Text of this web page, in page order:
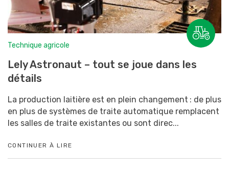
Technique agricole
Lely Astronaut – tout se joue dans les
détails
La production laitière est en plein changement : de plus
en plus de systèmes de traite automatique remplacent
les salles de traite existantes ou sont direc...
CONTINUER À LIRE